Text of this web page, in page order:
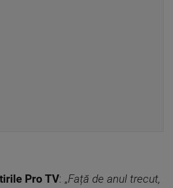
Pro TV: „Față de anul trecut,